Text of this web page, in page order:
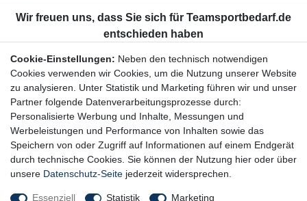
Unternehmen
Widerrufsrecht
Bestellung widerrufen
Datenschutzerklärung
AGB
Impressum
Newsletter
Cookie-Einstellungen: Neben den technisch notwendigen
Cookies verwenden wir Cookies, um die Nutzung unserer Website
zu analysieren. Unter Statistik und Marketing führen wir und unser
Partner folgende Datenverarbeitungsprozesse durch:
Personalisierte Werbung und Inhalte, Messungen und
Werbeleistungen und Performance von Inhalten sowie das
Speichern von oder Zugriff auf Informationen auf einem Endgerät
durch technische Cookies. Sie können der Nutzung hier oder über
unsere Datenschutz-Seite jederzeit widersprechen.
Essenziell Statistik Marketing